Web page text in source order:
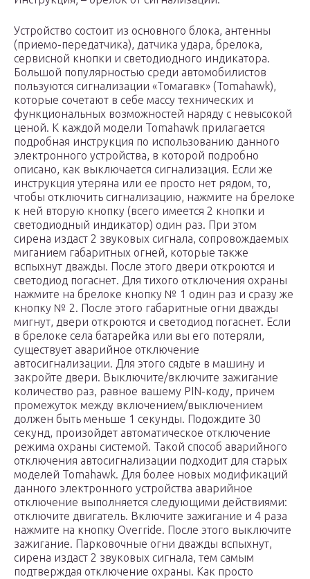
Устройство состоит из основного блока, антенны
(приемо-передатчика), датчика удара, брелока,
сервисной кнопки и светодиодного индикатора.
Большой популярностью среди автомобилистов
пользуются сигнализации «Томагавк» (Tomahawk),
которые сочетают в себе массу технических и
функциональных возможностей наряду с невысокой
ценой. К каждой модели Tomahawk прилагается
подробная инструкция по использованию данного
электронного устройства, в которой подробно
описано, как выключается сигнализация. Если же
инструкция утеряна или ее просто нет рядом, то,
чтобы отключить сигнализацию, нажмите на брелоке
к ней вторую кнопку (всего имеется 2 кнопки и
светодиодный индикатор) один раз. При этом
сирена издаст 2 звуковых сигнала, сопровождаемых
миганием габаритных огней, которые также
вспыхнут дважды. После этого двери откроются и
светодиод погаснет. Для тихого отключения охраны
нажмите на брелоке кнопку № 1 один раз и сразу же
кнопку № 2. После этого габаритные огни дважды
мигнут, двери откроются и светодиод погаснет. Если
в брелоке села батарейка или вы его потеряли,
существует аварийное отключение
автосигнализации. Для этого сядьте в машину и
закройте двери. Выключите/включите зажигание
количество раз, равное вашему PIN-коду, причем
промежуток между включением/выключением
должен быть меньше 1 секунды. Подождите 30
секунд, произойдет автоматическое отключение
режима охраны системой. Такой способ аварийного
отключения автосигнализации подходит для старых
моделей Tomahawk. Для более новых модификаций
данного электронного устройства аварийное
отключение выполняется следующими действиями:
отключите двигатель. Включите зажигание и 4 раза
нажмите на кнопку Override. После этого выключите
зажигание. Парковочные огни дважды вспыхнут,
сирена издаст 2 звуковых сигнала, тем самым
подтверждая отключение охраны. Как просто